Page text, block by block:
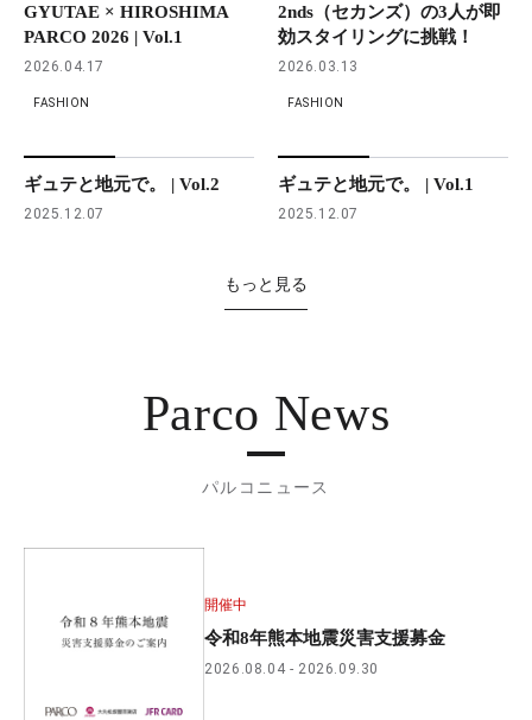
GYUTAE × HIROSHIMA
PARCO 2026 | Vol.1
2026.04.17
2nds（セカンズ）の3人が即
効スタイリングに挑戦！
2026.03.13
FASHION
ギュテと地元で。 | Vol.2
2025.12.07
FASHION
ギュテと地元で。 | Vol.1
2025.12.07
もっと見る
Parco News
パルコニュース
開催中
令和8年熊本地震災害支援募金
2026.08.04 2026.09.30